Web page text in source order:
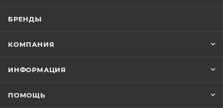
БРЕНДЫ
КОМПАНИЯ
ИНФОРМАЦИЯ
ПОМОЩЬ